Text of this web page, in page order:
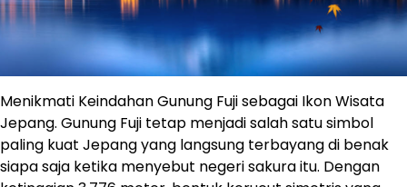
Menikmati Keindahan Gunung Fuji sebagai Ikon Wisata
Jepang. Gunung Fuji tetap menjadi salah satu simbol
paling kuat Jepang yang langsung terbayang di benak
siapa saja ketika menyebut negeri sakura itu. Dengan